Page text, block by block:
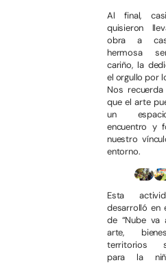
Al final,
quisieron
obra a
hermosa
cariño, la
el orgullo por
Nos
que el arte
un
encuentro y
nuestro
entorno.
Esta
desarrolló en
de “Nube va
arte,
territorios
para la